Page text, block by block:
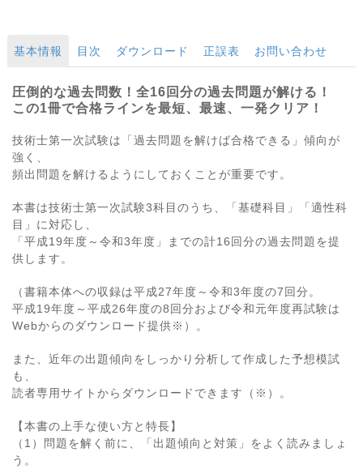
基本情報 目次 ダウンロード 正誤表 お問い合わせ
圧倒的な過去問数！全16回分の過去問題が解ける！
この1冊で合格ラインを最短、最速、一発クリア！
技術士第一次試験は「過去問題を解けば合格できる」傾向が
強く、
頻出問題を解けるようにしておくことが重要です。
本書は技術士第一次試験3科目のうち、「基礎科目」「適性科
目」に対応し、
「平成19年度～令和3年度」までの計16回分の過去問題を提
供します。
（書籍本体への収録は平成27年度～令和3年度の7回分。
平成19年度～平成26年度の8回分および令和元年度再試験は
Webからのダウンロード提供※）。
また、近年の出題傾向をしっかり分析して作成した予想模試
も、
読者専用サイトからダウンロードできます（※）。
【本書の上手な使い方と特長】
（1）問題を解く前に、「出題傾向と対策」をよく読みましょ
う。